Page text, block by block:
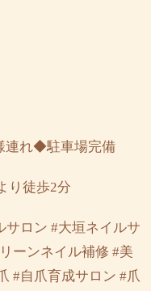
れ◆駐車場完備
り徒歩2分
サロン #大垣ネイルサ
ーンネイル補修 #美
#自爪育成サロン #爪